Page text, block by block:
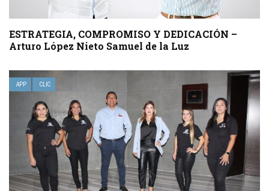
ESTRATEGIA, COMPROMISO Y DEDICACIÓN –
Arturo López Nieto Samuel de la Luz
APP CLIC